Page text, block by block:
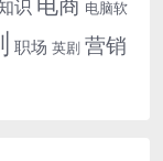
识
电脑软
职场 英剧 营销